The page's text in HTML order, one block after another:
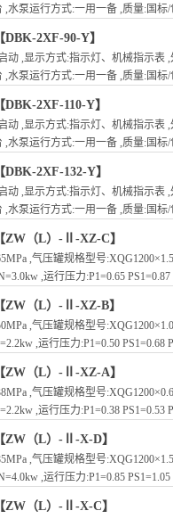
,水泵运行方式:一用一备 ,质量:国标/
2XF-90-Y】
动 ,显示方式:指示灯、机械指示表
,水泵运行方式:一用一备 ,质量:国标/
2XF-110-Y】
动 ,显示方式:指示灯、机械指示表
,水泵运行方式:一用一备 ,质量:国标/
2XF-132-Y】
动 ,显示方式:指示灯、机械指示表
,水泵运行方式:一用一备 ,质量:国标/
ZW（L）-Ⅱ-XZ-C】
,气压罐规格型号
,运行压力:P1=0.65
ZW（L）-Ⅱ-XZ-B】
,气压罐规格型号
,运行压力:P1=0.50 PS1=0.68
ZW（L）-Ⅱ-XZ-A】
,气压罐规格型号
,运行压力:P1=0.38 PS1=0.53
ZW（L）-Ⅱ-X-D】
,气压罐规格型号
,运行压力:P1=0.85
ZW（L）-Ⅱ-X-C】